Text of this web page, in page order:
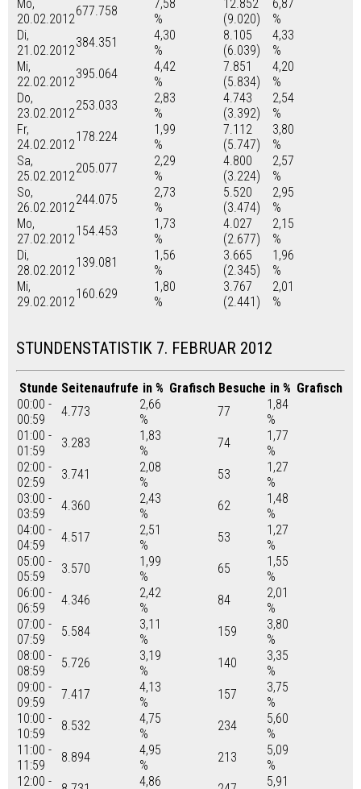
Mo,
20.02.2012
677.758
7,58
%
12.852
(9.020)
6,87
%
Di,
21.02.2012
384.351
4,30
%
8.105
(6.039)
4,33
%
Mi,
22.02.2012
395.064
4,42
%
7.851
(5.834)
4,20
%
Do,
23.02.2012
253.033
2,83
%
4.743
(3.392)
2,54
%
Fr,
24.02.2012
178.224
1,99
%
7.112
(5.747)
3,80
%
Sa,
25.02.2012
205.077
2,29
%
4.800
(3.224)
2,57
%
So,
26.02.2012
244.075
2,73
%
5.520
(3.474)
2,95
%
Mo,
27.02.2012
154.453
1,73
%
4.027
(2.677)
2,15
%
Di,
28.02.2012
139.081
1,56
%
3.665
(2.345)
1,96
%
Mi,
29.02.2012
160.629
1,80
%
3.767
(2.441)
2,01
%
STUNDENSTATISTIK 7. FEBRUAR 2012
Stunde Seitenaufrufe in % Grafisch Besuche in % Grafisch
00:00 -
00:59
4.773
2,66
%
77
1,84
%
01:00 -
01:59
3.283
1,83
%
74
1,77
%
02:00 -
02:59
3.741
2,08
%
53
1,27
%
03:00 -
03:59
4.360
2,43
%
62
1,48
%
04:00 -
04:59
4.517
2,51
%
53
1,27
%
05:00 -
05:59
3.570
1,99
%
65
1,55
%
06:00 -
06:59
4.346
2,42
%
84
2,01
%
07:00 -
07:59
5.584
3,11
%
159
3,80
%
08:00 -
08:59
5.726
3,19
%
140
3,35
%
09:00 -
09:59
7.417
4,13
%
157
3,75
%
10:00 -
10:59
8.532
4,75
%
234
5,60
%
11:00 -
11:59
8.894
4,95
%
213
5,09
%
12:00 -
4,86
5,91